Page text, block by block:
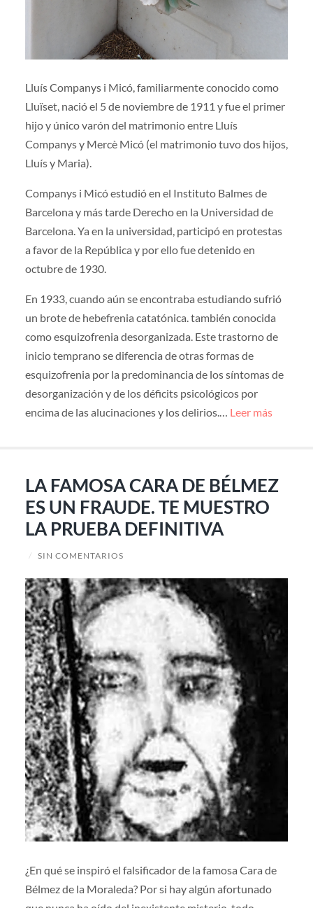
Lluís Companys i Micó, familiarmente conocido como
Lluïset, nació el 5 de noviembre de 1911 y fue el primer
hijo y único varón del matrimonio entre Lluís
Companys y Mercè Micó (el matrimonio tuvo dos hijos,
Lluís y Maria).
Companys i Micó estudió en el Instituto Balmes de
Barcelona y más tarde Derecho en la Universidad de
Barcelona. Ya en la universidad, participó en protestas
a favor de la República y por ello fue detenido en
octubre de 1930.
En 1933, cuando aún se encontraba estudiando sufrió
un brote de hebefrenia catatónica. también conocida
como esquizofrenia desorganizada. Este trastorno de
inicio temprano se diferencia de otras formas de
esquizofrenia por la predominancia de los síntomas de
desorganización y de los déficits psicológicos por
encima de las alucinaciones y los delirios.… Leer más
LA FAMOSA CARA DE BÉLMEZ
ES UN FRAUDE. TE MUESTRO
LA PRUEBA DEFINITIVA
/ SIN COMENTARIOS
¿En qué se inspiró el falsificador de la famosa Cara de
Bélmez de la Moraleda? Por si hay algún afortunado